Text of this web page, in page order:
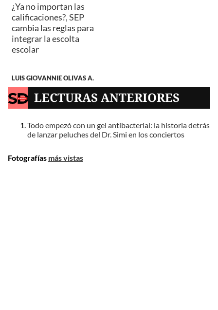
¿Ya no importan las
calificaciones?, SEP
cambia las reglas para
integrar la escolta
escolar
LUIS GIOVANNIE OLIVAS A.
LECTURAS ANTERIORES
Todo empezó con un gel antibacterial: la historia detrás
de lanzar peluches del Dr. Simi en los conciertos
Fotografías más vistas